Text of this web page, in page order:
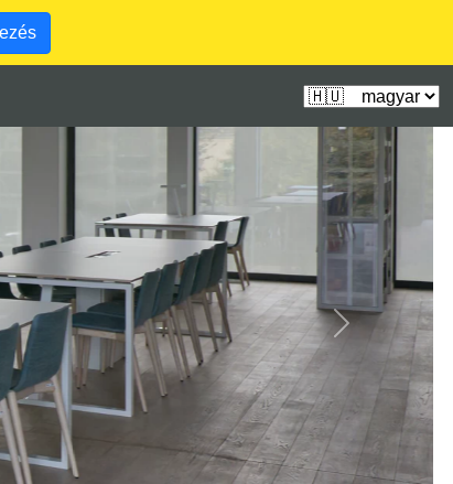
Következő